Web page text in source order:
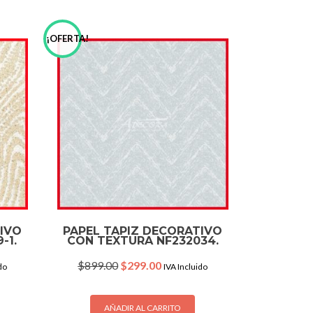
1.
¡OFERTA!
PAPEL TAPIZ DECORATIVO
CON TEXTURA NF232034.
$899.00 Original
was:
$899.00.
$299.00Current
is:
$299.00.
IVA Incluido
AÑADIR AL CARRITO